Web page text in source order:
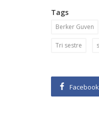
Tags
Berker Guven
Tri sestre
Facebook